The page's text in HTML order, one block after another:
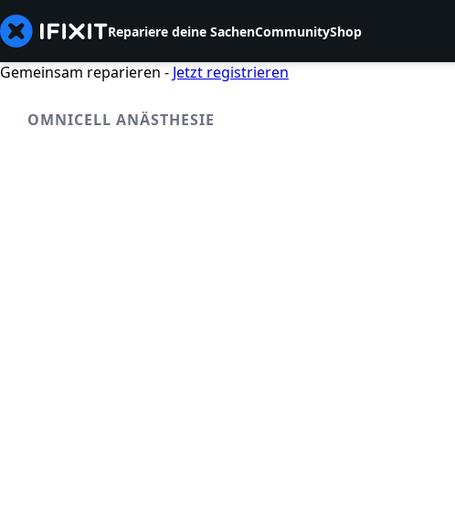
Repariere deine SachenCommunityShop
Gemeinsam reparieren - Jetzt registrieren
OMNICELL ANÄSTHESIE